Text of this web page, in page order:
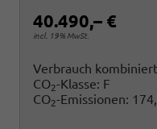
40.490,– €
incl. 19% MwSt.
Verbrauch
CO2-Klasse: F
CO2-Emissionen: